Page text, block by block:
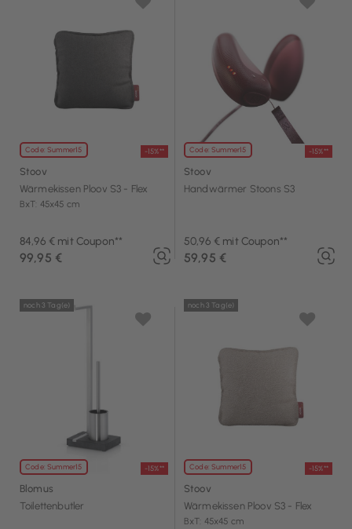
Code: Summer15 -15%**
Stoov
Wärmekissen Ploov S3 - Flex
BxT: 45x45 cm
84,96 € mit Coupon**
99,95 €
Code: Summer15 -15%**
Stoov
Handwärmer Stoons S3
50,96 € mit Coupon**
59,95 €
Code: Summer15 -15%**
noch 3 Tag(e)
Blomus
Toilettenbutler
Code: Summer15 -15%**
noch 3 Tag(e)
Stoov
Wärmekissen Ploov S3 - Flex
BxT: 45x45 cm